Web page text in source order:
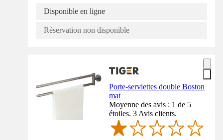
Disponible en ligne
Réservation non disponible
Porte-serviettes double Boston
mat
Moyenne des avis : 1 de 5
étoiles. 3 Avis clients.